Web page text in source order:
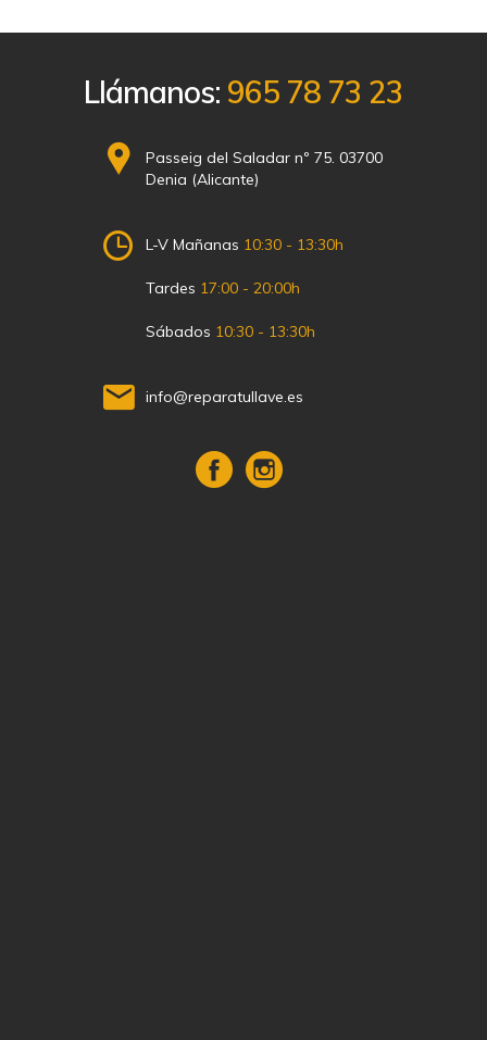
Llámanos: 965 78 73 23
Passeig del Saladar nº 75. 03700
Denia (Alicante)
L-V Mañanas 10:30 - 13:30h
Tardes 17:00 - 20:00h
Sábados 10:30 - 13:30h
info@reparatullave.es